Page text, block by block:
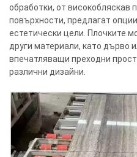
обработки, от
повърхности, предлагат
естетически цели. Плочките
други материали, като дърво
впечатляващи преходни
различни дизайни.